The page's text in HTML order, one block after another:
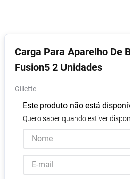
Carga Para Aparelho De
Fusion5 2 Unidades
Gillette
Este produto não está
Quero saber quando estiver
7º Desodorante
9º
10º Vitamina D